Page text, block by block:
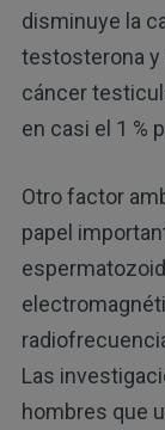
disminuye la
testosterona y
cáncer
en casi el 1 %
Otro factor
papel
Las
hombres que